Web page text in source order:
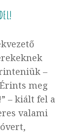
–
meg
– kiált fel a
valami